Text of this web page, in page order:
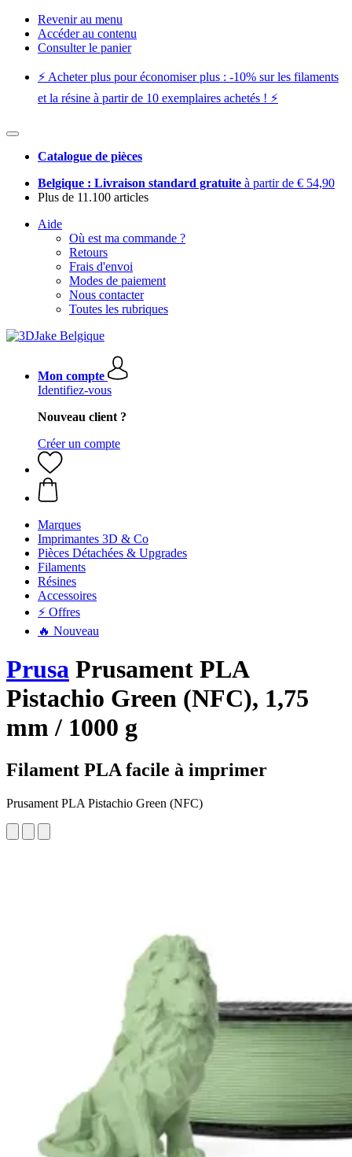
Revenir au menu
Accéder au contenu
Consulter le panier
⚡️ Acheter plus pour économiser plus : -10% sur les filaments
et la résine à partir de 10 exemplaires achetés ! ⚡️
Catalogue de pièces
Belgique : Livraison standard gratuite à partir de € 54,90
Plus de 11.100 articles
Aide
Où est ma commande ?
Retours
Frais d'envoi
Modes de paiement
Nous contacter
Toutes les rubriques
Mon compte
Identifiez-vous
Nouveau client ?
Créer un compte
Marques
Imprimantes 3D & Co
Pièces Détachées & Upgrades
Filaments
Résines
Accessoires
⚡ Offres
🔥 Nouveau
Prusa Prusament PLA
Pistachio Green (NFC), 1,75
mm / 1000 g
Filament PLA facile à imprimer
Prusament PLA Pistachio Green (NFC)